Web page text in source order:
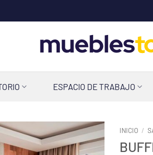
ESPACIO DE TRABAJO
INICIO /